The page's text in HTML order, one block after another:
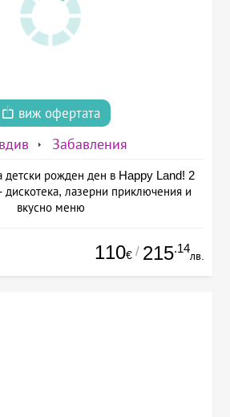
виж офертата
Забавления
детски рожден ден в Happy Land! 2
дискотека, лазерни приключения и
вкусно меню
110€ / 215.14
лв.